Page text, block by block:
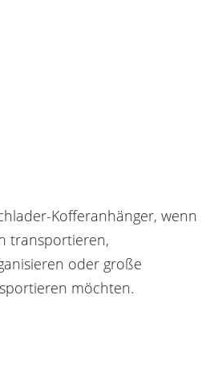
Kofferanhänger, wenn
transportieren,
oder große
möchten.